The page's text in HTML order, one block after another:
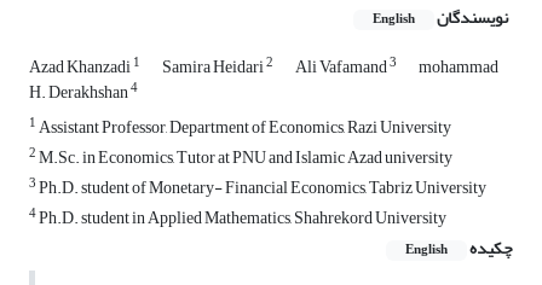
نویسندگان English
Azad Khanzadi1 Samira Heidari2 Ali Vafamand3 mohammad
H. Derakhshan4
1Assistant Professor, Department of Economics, Razi University
2M.Sc. in Economics, Tutor at PNU and Islamic Azad university
3Ph.D. student of Monetary- Financial Economics, Tabriz University
4Ph.D. student in Applied Mathematics, Shahrekord University
چکیده
English